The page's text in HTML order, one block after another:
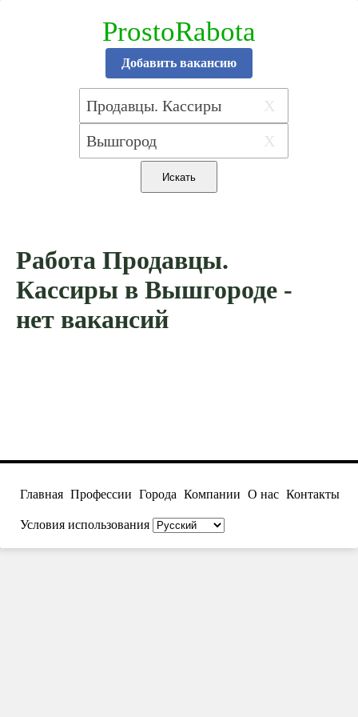
ProstoRabota
Добавить вакансию
X
X
Работа Продавцы.
Кассиры в Вышгороде -
нет вакансий
Главная Профессии Города Компании О нас Контакты
Условия использования